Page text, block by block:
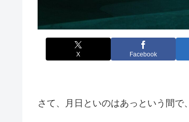
X Facebook
さて、月日といのはあっという間で